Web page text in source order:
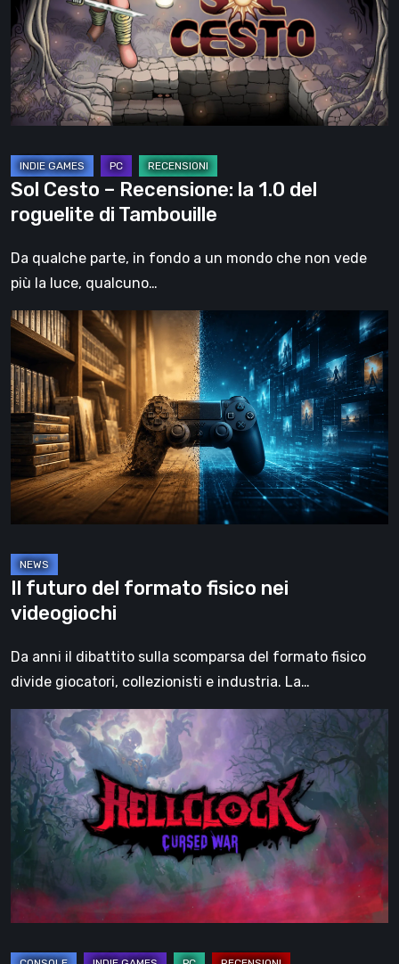
la
1.0
del
roguelite
di
Sol Cesto – Recensione: la 1.0 del
roguelite di Tambouille
Da qualche parte, in fondo a un mondo che non vede
più la luce, qualcuno…
Il
futuro
del
formato
fisico
videogiochi
Il futuro del formato fisico nei
videogiochi
Da anni il dibattito sulla scomparsa del formato fisico
divide giocatori, collezionisti e industria. La…
Cursed
War
–
recensione:
di
un